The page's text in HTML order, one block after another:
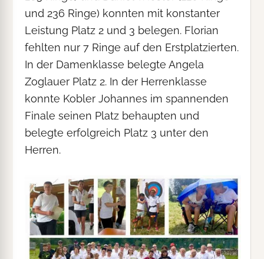
und 236 Ringe) konnten mit konstanter
Leistung Platz 2 und 3 belegen. Florian
fehlten nur 7 Ringe auf den Erstplatzierten.
In der Damenklasse belegte Angela
Zoglauer Platz 2. In der Herrenklasse
konnte Kobler Johannes im spannenden
Finale seinen Platz behaupten und
belegte erfolgreich Platz 3 unter den
Herren.